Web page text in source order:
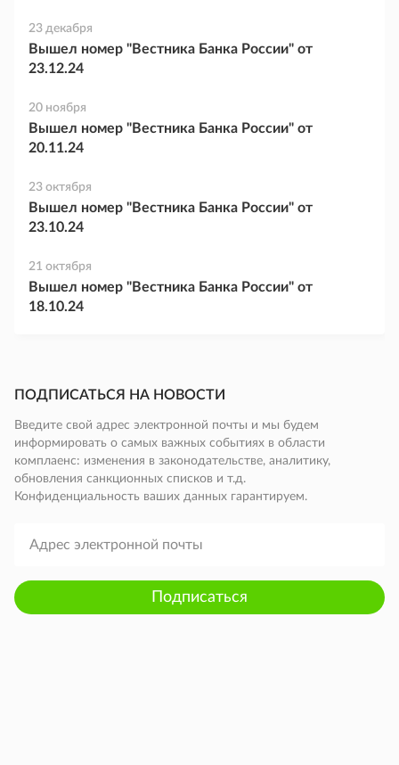
23 декабря
Вышел номер "Вестника Банка России" от
23.12.24
20 ноября
Вышел номер "Вестника Банка России" от
20.11.24
23 октября
Вышел номер "Вестника Банка России" от
23.10.24
21 октября
Вышел номер "Вестника Банка России" от
18.10.24
ПОДПИСАТЬСЯ НА НОВОСТИ
Введите свой адрес электронной почты и мы будем
информировать о самых важных событиях в области
комплаенс: изменения в законодательстве, аналитику,
обновления санкционных списков и т.д.
Конфиденциальность ваших данных гарантируем.
Подписаться